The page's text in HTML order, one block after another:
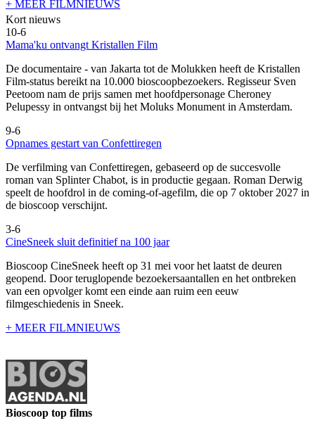
+ MEER FILMNIEUWS
Kort nieuws
10-6
Mama'ku ontvangt Kristallen Film
De documentaire - van Jakarta tot de Molukken heeft de Kristallen
Film-status bereikt na 10.000 bioscoopbezoekers. Regisseur Sven
Peetoom nam de prijs samen met hoofdpersonage Cheroney
Pelupessy in ontvangst bij het Moluks Monument in Amsterdam.
9-6
Opnames gestart van Confettiregen
De verfilming van Confettiregen, gebaseerd op de succesvolle
roman van Splinter Chabot, is in productie gegaan. Roman Derwig
speelt de hoofdrol in de coming-of-agefilm, die op 7 oktober 2027 in
de bioscoop verschijnt.
3-6
CineSneek sluit definitief na 100 jaar
Bioscoop CineSneek heeft op 31 mei voor het laatst de deuren
geopend. Door teruglopende bezoekersaantallen en het ontbreken
van een opvolger komt een einde aan ruim een eeuw
filmgeschiedenis in Sneek.
+ MEER FILMNIEUWS
Bioscoop top films